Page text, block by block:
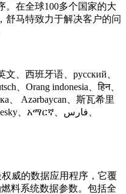
。在全球100多个国家的大
舒马特致力于解决客户的问
、西班牙语、русский、
、 Azərbaycan、斯瓦希里
威的数据应用程序，它覆
料系统数据参数。包括全